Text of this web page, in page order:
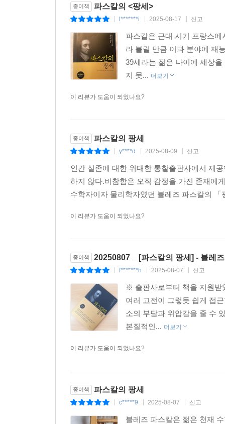
종이책 파스칼의 <팡세>
l*******i 2025-08-17 신고
파스칼은 근대 시기 프랑스
라 불릴 만큼 이과 분야에 재
39세라는 젊은 나이에 세상
지 못... 더보기
이 리뷰가 도움이 되었나요?
종이책 파스칼의 팡세
y****d 2025-08-09 신고
인간 실존에 대한 위대한 통찰출판사에서 제
하지 않다.비참함은 오직 감정을 가진 존재에
수학자이자 물리학자였던 블레즈 파스칼의
이 리뷰가 도움이 되었나요?
종이책 20250807 _ [파스칼의 팡세] - 블레
f*******h 2025-08-07 신고
※ 출판사로부터 책을 지원받
여러 고전이 그렇듯 쉽게 접
소의 부담과 위압감을 줄 수
본질적인... 더보기
이 리뷰가 도움이 되었나요?
종이책 파스칼의 팡세
c*****9 2025-08-07 신고
블레즈 파스칼은 젊은 천재